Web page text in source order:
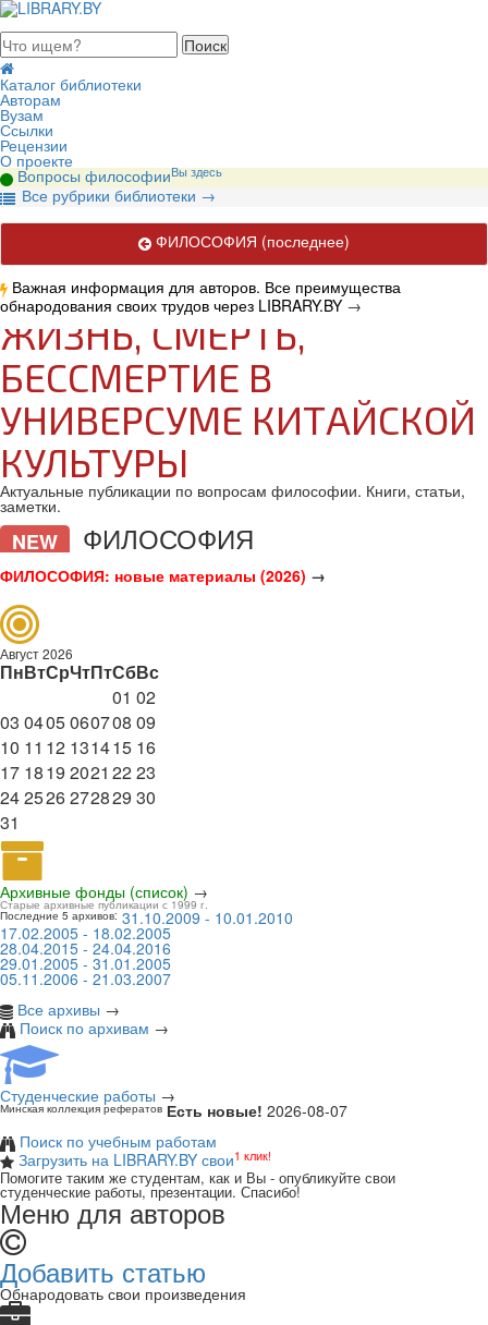
2026, пятница
Каталог библиотеки
Авторам
Вузам
Ссылки
Рецензии
О проекте
Вопросы философииВы здесь
Все рубрики библиотеки →
ФИЛОСОФИЯ (последнее)
Важная информация для авторов. Все преимущества
обнародования своих трудов через LIBRARY.BY →
ЖИЗНЬ, СМЕРТЬ,
БЕССМЕРТИЕ В
УНИВЕРСУМЕ КИТАЙСКОЙ
КУЛЬТУРЫ
Актуальные публикации по вопросам философии. Книги, статьи,
заметки.
NEW ФИЛОСОФИЯ
ФИЛОСОФИЯ: новые материалы (2026) →
Август 2026
ПнВтСрЧтПтСбВс
01 02
03 0405060708 09
10 11 12 131415 16
17 1819 2021 2223
242526272829 30
31
Архивные фонды (список) →
Старые архивные публикации с 1999 г.
Последние 5 архивов: 31.10.2009 - 10.01.2010
17.02.2005 - 18.02.2005
28.04.2015 - 24.04.2016
29.01.2005 - 31.01.2005
05.11.2006 - 21.03.2007
Все архивы →
Поиск по архивам →
Студенческие работы →
Минская коллекция рефератов Есть новые! 2026-08-07
Поиск по учебным работам
Загрузить на LIBRARY.BY свои1 клик!
Помогите таким же студентам, как и Вы - опубликуйте свои
студенческие работы, презентации. Спасибо!
Меню для авторов
Добавить статью
Обнародовать свои произведения